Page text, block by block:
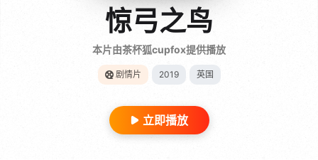
惊弓之鸟
本片由茶杯狐cupfox提供播放
剧情片 2019 英国
立即播放